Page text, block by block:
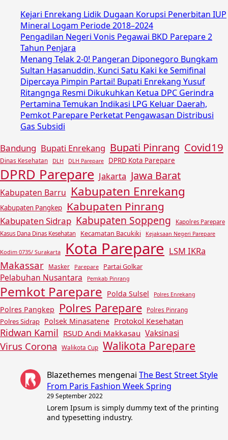
Kejari Enrekang Lidik Dugaan Korupsi Penerbitan IUP
Mineral Logam Periode 2018–2024
Pengadilan Negeri Vonis Pegawai BKD Parepare 2
Tahun Penjara
Menang Telak 2-0! Pangeran Diponegoro Bungkam
Sultan Hasanuddin, Kunci Satu Kaki ke Semifinal
Dipercaya Pimpin Partai! Bupati Enrekang Yusuf
Ritangnga Resmi Dikukuhkan Ketua DPC Gerindra
Pertamina Temukan Indikasi LPG Keluar Daerah,
Pemkot Parepare Perketat Pengawasan Distribusi
Gas Subsidi
Bandung Bupati Enrekang Bupati Pinrang Covid19
Dinas Kesehatan DLH DLH Parepare DPRD Kota Parepare
DPRD Parepare Jakarta Jawa Barat
Kabupaten Barru Kabupaten Enrekang
Kabupaten Pangkep Kabupaten Pinrang
Kabupaten Sidrap Kabupaten Soppeng
Kapolres Parepare
Kasus Dana Dinas Kesehatan
Kecamatan Bacukiki Kejaksaan Negeri Parepare
Kodim 0735/ Surakarta Kota Parepare LSM IKRa
Makassar Masker Parepare Partai Golkar
Pelabuhan Nusantara Pemkab Pinrang
Pemkot Parepare Polda Sulsel Polres Enrekang
Polres Pangkep Polres Parepare Polres Pinrang
Polres Sidrap Polsek Minasatene Protokol Kesehatan
Ridwan Kamil RSUD Andi Makkasau Vaksinasi
Virus Corona Walikota Cup Walikota Parepare
Blazethemes mengenai The Best Street Style
From Paris Fashion Week Spring
29 September 2022
Lorem Ipsum is simply dummy text of the printing
and typesetting industry.